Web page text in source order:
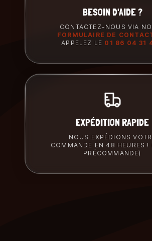
BESOIN D'AIDE ?
CONTACTEZ-NOUS VIA
FORMULAIRE DE
APPELEZ LE 01 86 04 31
EXPÉDITION RAPIDE
NOUS EXPÉDIONS
COMMANDE EN 48 HEURES !
PRÉCOMMANDE)